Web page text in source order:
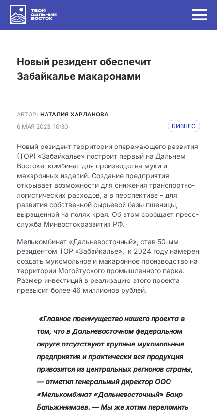
Новый резидент обеспечит
Забайкалье макаронами
АВТОР: НАТАЛИЯ ХАРЛАНОВА
6 МАЯ 2023, 10:30
БИЗНЕС
Новый резидент территории опережающего развития
(ТОР) «Забайкалье» построит первый на Дальнем
Востоке ​ комбинат для производства муки и
макаронных изделий. Создание предприятия
открывает возможности для снижения транспортно-
логистических расходов, а в перспективе – для
развития собственной сырьевой базы пшеницы,
выращенной на полях края. Об этом сообщает пресс-
служба Минвостокразвития РФ.
Мелькомбинат «Дальневосточный», став 50-ым
резидентом ТОР «Забайкалье», к 2024 году намерен
создать мукомольное и макаронное производство на
территории Могойтуского промышленного парка.
Размер инвестиций в реализацию этого проекта
превысит более 46 миллионов рублей.
​ «Главное преимущество нашего проекта в
том, что в Дальневосточном федеральном
округе отсутствуют крупные мукомольные
предприятия и практически вся продукция
привозится из центральных регионов страны,
— отметил генеральный директор ООО
«Мелькомбинат «Дальневосточный»​ Баир
Бальжинимаев. — Мы же хотим переломить